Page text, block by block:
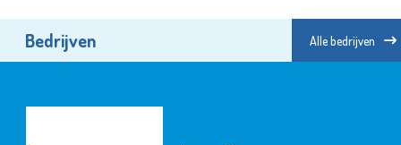
Bedrijven Alle bedrijven